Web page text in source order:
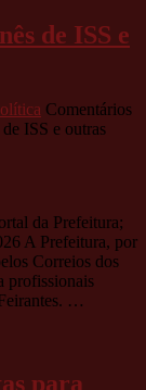
de ISS e
Comentários
ISS e outras
da Prefeitura;
A Prefeitura, por
Correios dos
profissionais
…
para